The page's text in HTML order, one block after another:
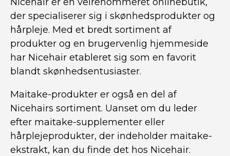
der specialiserer sig i skønhedsprodukter og
hårpleje. Med et bredt sortiment af
produkter og en brugervenlig hjemmeside
har Nicehair etableret sig som en favorit
blandt skønhedsentusiaster.
Maitake-produkter er også en del af
Nicehairs sortiment. Uanset om du leder
efter maitake-supplementer eller
hårplejeprodukter, der indeholder maitake-
ekstrakt, kan du finde det hos Nicehair.